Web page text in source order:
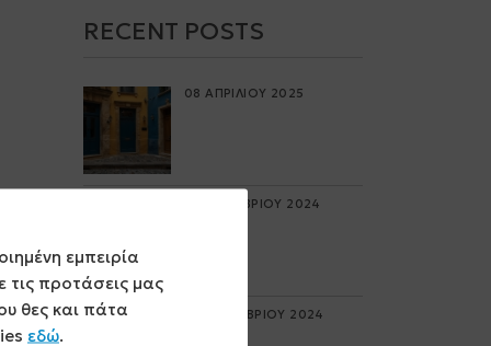
εμπειρία
προτάσεις μας
θες και πάτα
εδώ.
RECENT POSTS
08 ΑΠΡΙΛΙΟΥ 2025
19 ΟΚΤΩΒΡΙΟΥ 2024
05 ΟΚΤΩΒΡΙΟΥ 2024